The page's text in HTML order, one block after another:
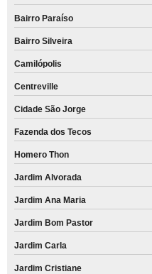
Bairro Paraíso
Bairro Silveira
Camilópolis
Centreville
Cidade São Jorge
Fazenda dos Tecos
Homero Thon
Jardim Alvorada
Jardim Ana Maria
Jardim Bom Pastor
Jardim Carla
Jardim Cristiane